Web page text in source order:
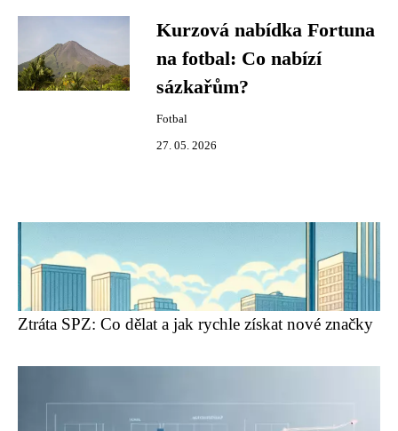
Kurzová nabídka Fortuna
na fotbal: Co nabízí
sázkařům?
Fotbal
27. 05. 2026
Ztráta SPZ: Co dělat a jak rychle získat nové značky